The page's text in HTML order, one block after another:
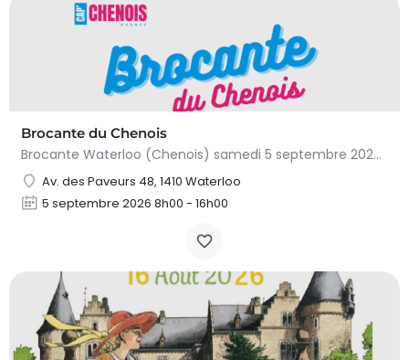
Brocante du Chenois
Brocante Waterloo (Chenois) samedi 5 septembre 2026 (8 à 16h) L’asbl Cap’Chenois vous propose de vendre et…
Av. des Paveurs 48, 1410 Waterloo
5 septembre 2026 8h00 - 16h00